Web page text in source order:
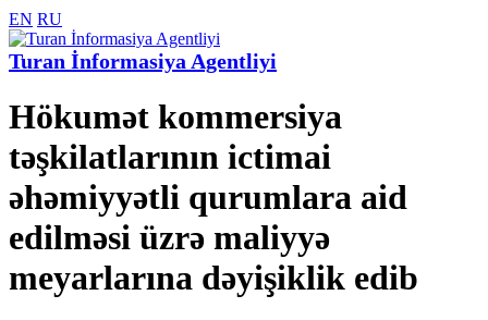
EN RU
Turan İnformasiya Agentliyi
Hökumət kommersiya
təşkilatlarının ictimai
əhəmiyyətli qurumlara aid
edilməsi üzrə maliyyə
meyarlarına dəyişiklik edib